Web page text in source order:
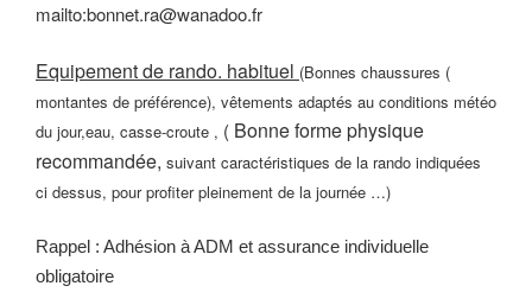
mailto:bonnet.ra@wanadoo.fr
Equipement de rando. habituel (Bonnes chaussures (
montantes de préférence), vêtements adaptés au conditions météo
du jour,eau, casse-croute , ( Bonne forme physique
recommandée, suivant caractéristiques de la rando indiquées
ci dessus, pour profiter pleinement de la journée …)
Rappel : Adhésion à ADM et assurance individuelle
obligatoire